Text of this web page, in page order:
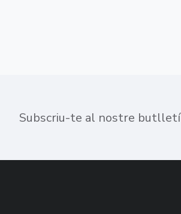
Subscriu-te al nostre butlletí